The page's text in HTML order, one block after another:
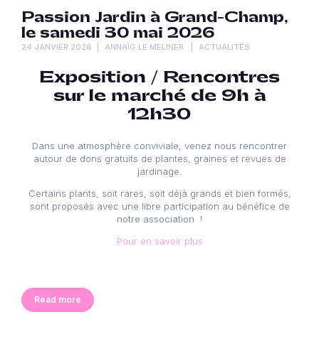
Passion Jardin à Grand-Champ,
le samedi 30 mai 2026
24 JANVIER 2026 ANNAÏG LE MELINER ACTUALITÉS
Exposition / Rencontres
sur le marché de 9h à
12h30
Dans une atmosphère conviviale, venez nous rencontrer
autour de dons gratuits de plantes, graines et revues de
jardinage.
Certains plants, soit rares, soit déjà grands et bien formés,
sont proposés avec une libre participation au bénéfice de
notre association !
Pour en savoir plus
Read more